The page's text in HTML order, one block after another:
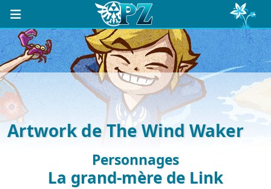
Artwork de The Wind Waker
Personnages
La grand-mère de Link